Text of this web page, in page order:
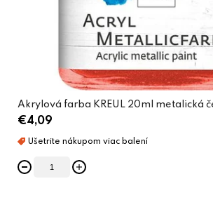
Akrylová farba KREUL 20ml metalická
€4,09